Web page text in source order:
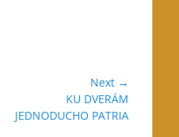
Next →
post:
KU DVERÁM
JEDNODUCHO PATRIA